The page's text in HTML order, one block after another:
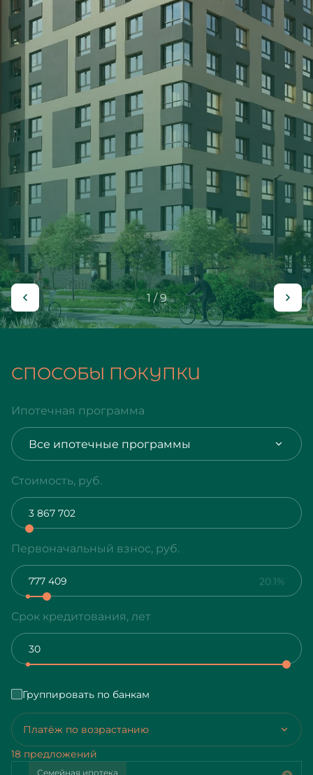
1 / 9
СПОСОБЫ ПОКУПКИ
Ипотечная программа
Все ипотечные программы
Стоимость, руб.
Первоначальный взнос, руб.
20.1%
Срок кредитования, лет
Группировать по банкам
Платёж по возрастанию
18 предложений
Семейная ипотека